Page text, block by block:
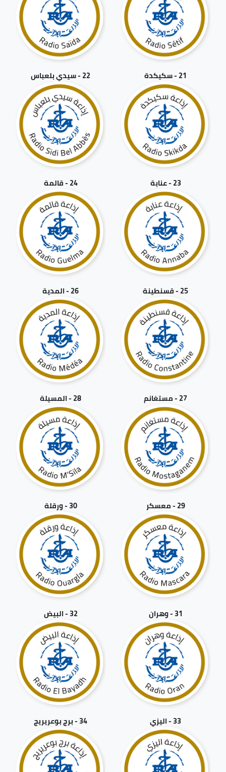
21 - سكيكدة 22 - سيدي بلعباس
23 - عنابة 24 - قالمة
25 - قسنطينة 26 - المدية
27 - مستغانم 28 - المسيلة
29 - معسكر 30 - ورقلة
31 - وهران 32 - البيض
33 - اليزي 34 - برج بوعريريج